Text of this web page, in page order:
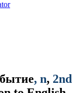
, n, 2nd